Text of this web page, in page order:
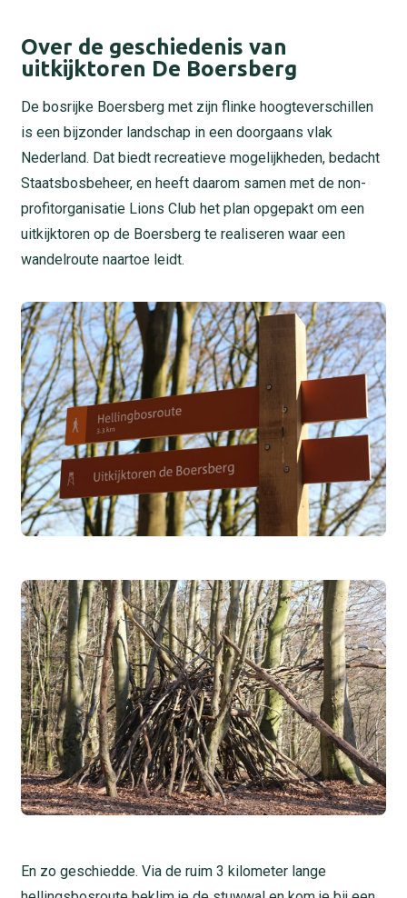
Over de geschiedenis van
uitkijktoren De Boersberg
De bosrijke Boersberg met zijn flinke hoogteverschillen
is een bijzonder landschap in een doorgaans vlak
Nederland. Dat biedt recreatieve mogelijkheden, bedacht
Staatsbosbeheer, en heeft daarom samen met de non-
profitorganisatie Lions Club het plan opgepakt om een
uitkijktoren op de Boersberg te realiseren waar een
wandelroute naartoe leidt.
En zo geschiedde. Via de ruim 3 kilometer lange